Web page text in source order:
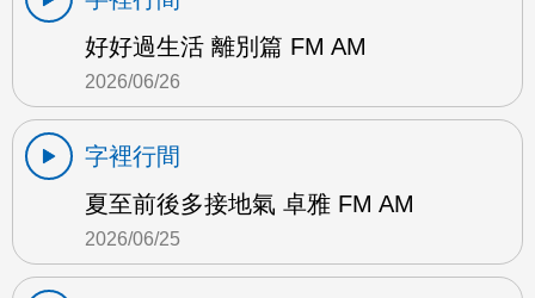
好好過生活 離別篇 FM AM
2026/06/26
字裡行間
夏至前後多接地氣 卓雅 FM AM
2026/06/25